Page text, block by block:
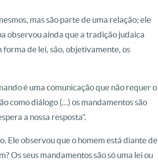
mas são parte de uma relação; ele
observou ainda que a tradição judaica
forma de lei, são, objetivamente, os
é uma comunicação que não requer o
como diálogo (…) os mandamentos são
a nossa resposta”.
Ele observou que o homem está diante de
Os seus mandamentos são só uma lei ou